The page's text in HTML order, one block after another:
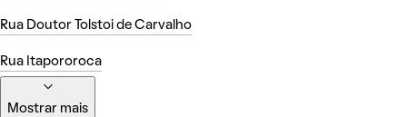
Rua Doutor Tolstoi de Carvalho
Rua Itapororoca
Mostrar mais